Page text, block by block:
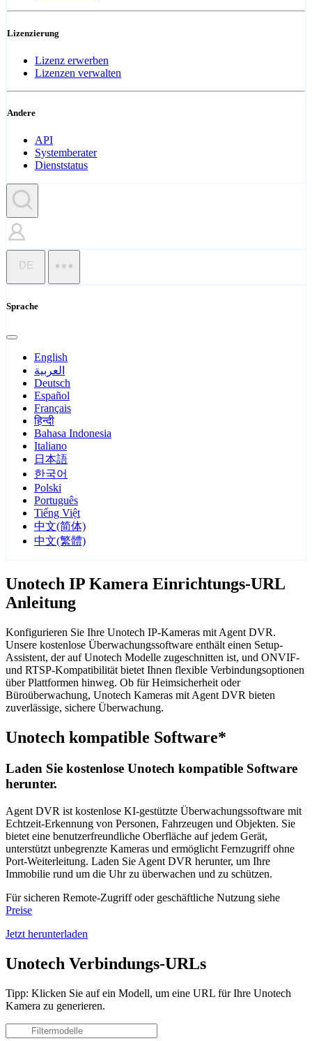
Lizenzierung
Lizenz erwerben
Lizenzen verwalten
Andere
API
Systemberater
Dienststatus
DE
Sprache
English
العربية
Deutsch
Español
Français
हिन्दी
Bahasa Indonesia
Italiano
日本語
한국어
Polski
Português
Tiếng Việt
中文(简体)
中文(繁體)
Unotech IP Kamera Einrichtungs-URL
Anleitung
Konfigurieren Sie Ihre Unotech IP-Kameras mit Agent DVR.
Unsere kostenlose Überwachungssoftware enthält einen Setup-
Assistent, der auf Unotech Modelle zugeschnitten ist, und ONVIF-
und RTSP-Kompatibilität bietet Ihnen flexible Verbindungsoptionen
über Plattformen hinweg. Ob für Heimsicherheit oder
Büroüberwachung, Unotech Kameras mit Agent DVR bieten
zuverlässige, sichere Überwachung.
Unotech kompatible Software*
Laden Sie kostenlose Unotech kompatible Software
herunter.
Agent DVR ist kostenlose KI-gestützte Überwachungssoftware mit
Echtzeit-Erkennung von Personen, Fahrzeugen und Objekten. Sie
bietet eine benutzerfreundliche Oberfläche auf jedem Gerät,
unterstützt unbegrenzte Kameras und ermöglicht Fernzugriff ohne
Port-Weiterleitung. Laden Sie Agent DVR herunter, um Ihre
Immobilie rund um die Uhr zu überwachen und zu schützen.
Für sicheren Remote-Zugriff oder geschäftliche Nutzung siehe
Preise
Jetzt herunterladen
Unotech Verbindungs-URLs
Tipp: Klicken Sie auf ein Modell, um eine URL für Ihre Unotech
Kamera zu generieren.